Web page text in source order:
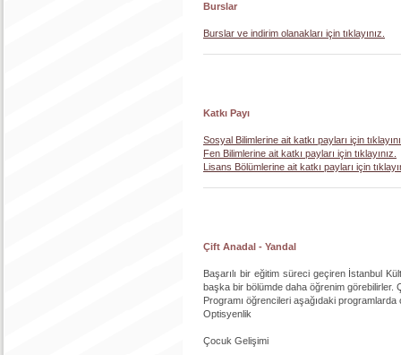
Burslar
Burslar ve indirim olanakları için tıklayınız.
Katkı Payı
Sosyal Bilimlerine ait katkı payları için
Fen Bilimlerine ait katkı payları için tıklayınız.
Lisans Bölümlerine ait katkı payları için
Çift Anadal - Yandal
Başarılı bir eğitim süreci geçiren İstanbul
başka bir bölümde daha öğrenim görebilirler.
Programı öğrencileri aşağıdaki programlarda
Optisyenlik
Çocuk Gelişimi